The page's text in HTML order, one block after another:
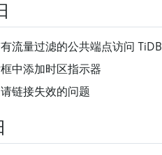
流量过滤的公共端点访问 TiDB
中添加时区指示器
链接失效的问题